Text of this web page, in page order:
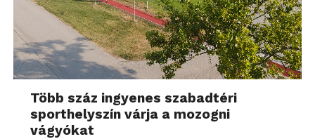
Több száz ingyenes szabadtéri
sporthelyszín várja a mozogni
vágyókat